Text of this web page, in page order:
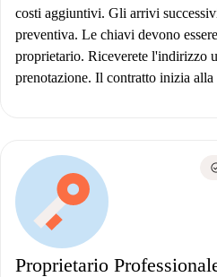
costi aggiuntivi. Gli arrivi
preventiva. Le chiavi devono
proprietario. Riceverete l'indirizzo
prenotazione. Il contratto inizia alla
Proprietario